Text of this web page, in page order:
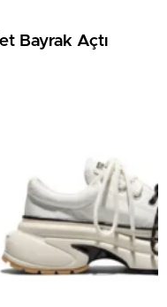
Bayrak Açtı